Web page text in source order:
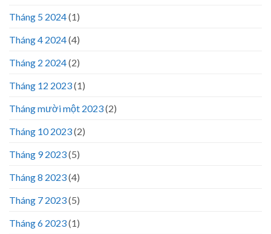
Tháng 5 2024(1)
Tháng 4 2024(4)
Tháng 2 2024(2)
Tháng 12 2023(1)
Tháng mười một 2023(2)
Tháng 10 2023(2)
Tháng 9 2023(5)
Tháng 8 2023(4)
Tháng 7 2023(5)
Tháng 6 2023(1)